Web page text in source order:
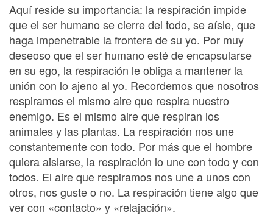
Aquí reside su importancia: la respiración impide
que el ser humano se cierre del todo, se aísle, que
haga impenetrable la frontera de su yo. Por muy
deseoso que el ser humano esté de encapsularse
en su ego, la respiración le obliga a mantener la
unión con lo ajeno al yo. Recordemos que nosotros
respiramos el mismo aire que respira nuestro
enemigo. Es el mismo aire que respiran los
animales y las plantas. La respiración nos une
constantemente con todo. Por más que el hombre
quiera aislarse, la respiración lo une con todo y con
todos. El aire que respiramos nos une a unos con
otros, nos guste o no. La respiración tiene algo que
ver con «contacto» y «relajación».